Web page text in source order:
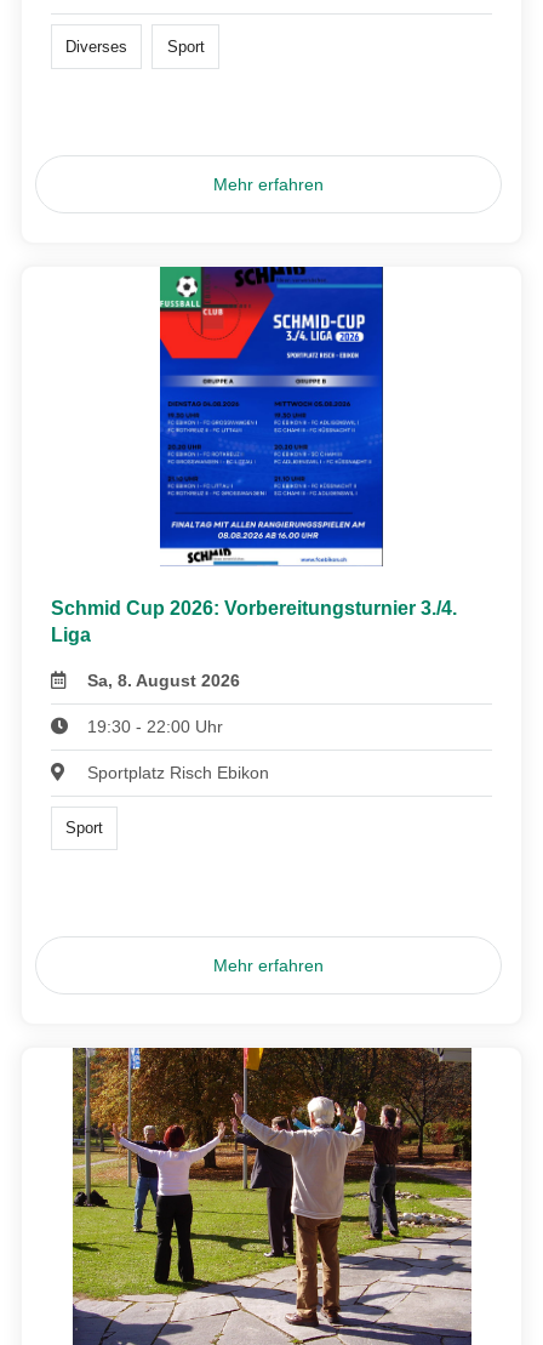
Diverses Sport
Mehr erfahren
Schmid Cup 2026: Vorbereitungsturnier 3./4.
Liga
Sa, 8. August 2026
19:30 - 22:00 Uhr
Sportplatz Risch Ebikon
Sport
Mehr erfahren